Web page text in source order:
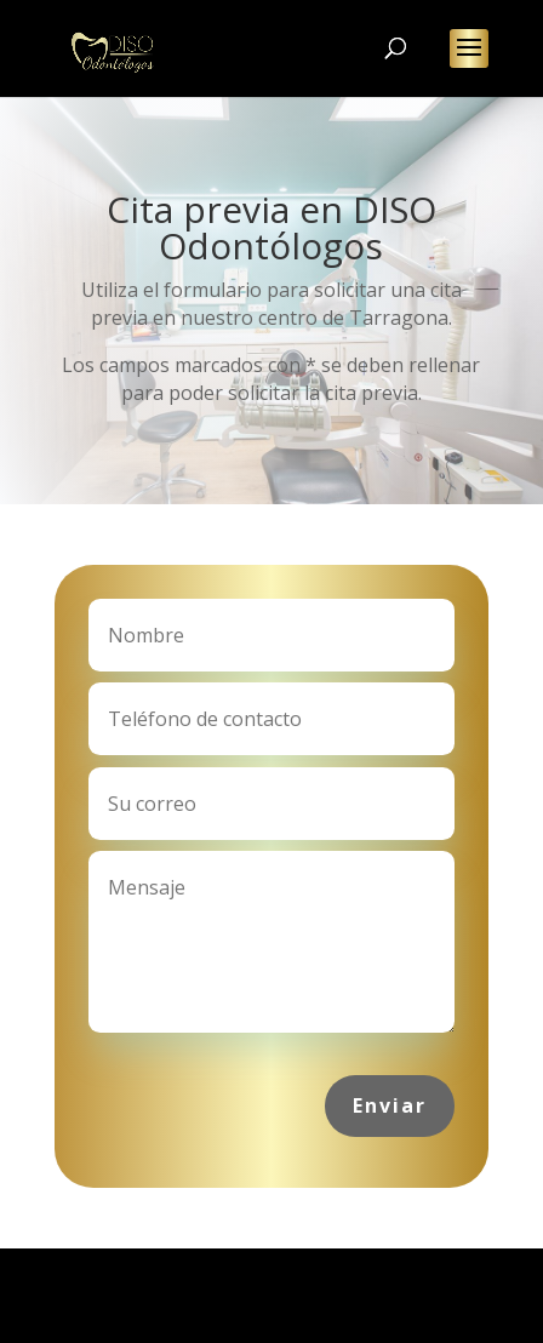
Cita previa en DISO
Odontólogos
Utiliza el formulario para solicitar una cita
previa en nuestro centro de Tarragona.
Los campos marcados con * se deben rellenar
para poder solicitar la cita previa.
Enviar